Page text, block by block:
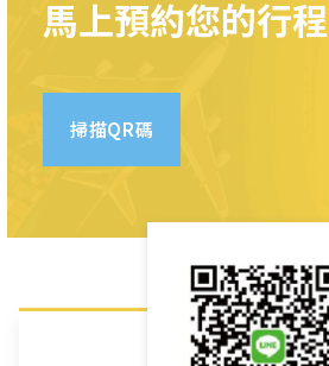
馬上預約您的行程
掃描QR碼